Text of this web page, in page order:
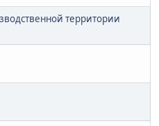
территории